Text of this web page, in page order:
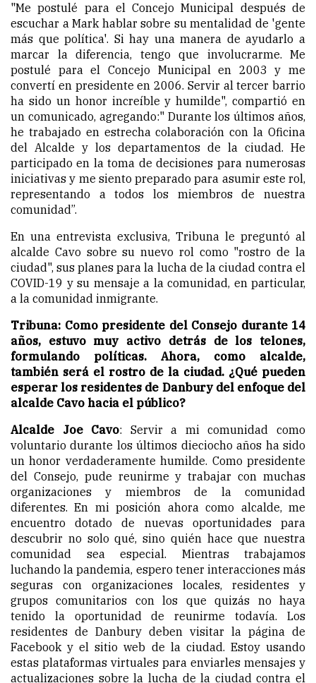
"Me postulé para el Concejo Municipal después de
escuchar a Mark hablar sobre su mentalidad de 'gente
más que política'. Si hay una manera de ayudarlo a
marcar la diferencia, tengo que involucrarme. Me
postulé para el Concejo Municipal en 2003 y me
convertí en presidente en 2006. Servir al tercer barrio
ha sido un honor increíble y humilde", compartió en
un comunicado, agregando:" Durante los últimos años,
he trabajado en estrecha colaboración con la Oficina
del Alcalde y los departamentos de la ciudad. He
participado en la toma de decisiones para numerosas
iniciativas y me siento preparado para asumir este rol,
representando a todos los miembros de nuestra
comunidad”.
En una entrevista exclusiva, Tribuna le preguntó al
alcalde Cavo sobre su nuevo rol como "rostro de la
ciudad", sus planes para la lucha de la ciudad contra el
COVID-19 y su mensaje a la comunidad, en particular,
a la comunidad inmigrante.
Tribuna: Como presidente del Consejo durante 14
años, estuvo muy activo detrás de los telones,
formulando políticas. Ahora, como alcalde,
también será el rostro de la ciudad. ¿Qué pueden
esperar los residentes de Danbury del enfoque del
alcalde Cavo hacia el público?
Alcalde Joe Cavo: Servir a mi comunidad como
voluntario durante los últimos dieciocho años ha sido
un honor verdaderamente humilde. Como presidente
del Consejo, pude reunirme y trabajar con muchas
organizaciones y miembros de la comunidad
diferentes. En mi posición ahora como alcalde, me
encuentro dotado de nuevas oportunidades para
descubrir no solo qué, sino quién hace que nuestra
comunidad sea especial. Mientras trabajamos
luchando la pandemia, espero tener interacciones más
seguras con organizaciones locales, residentes y
grupos comunitarios con los que quizás no haya
tenido la oportunidad de reunirme todavía. Los
residentes de Danbury deben visitar la página de
Facebook y el sitio web de la ciudad. Estoy usando
estas plataformas virtuales para enviarles mensajes y
actualizaciones sobre la lucha de la ciudad contra el